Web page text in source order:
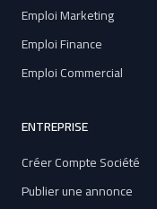
Emploi Marketing
Emploi Finance
Emploi Commercial
ENTREPRISE
Créer Compte Société
Publier une annonce